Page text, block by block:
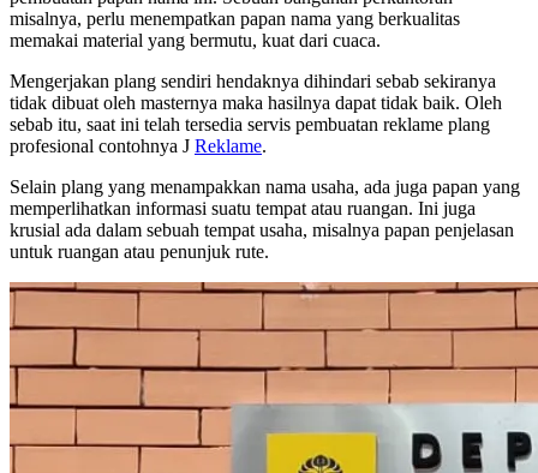
misalnya, perlu menempatkan papan nama yang berkualitas
memakai material yang bermutu, kuat dari cuaca.
Mengerjakan plang sendiri hendaknya dihindari sebab sekiranya
tidak dibuat oleh masternya maka hasilnya dapat tidak baik. Oleh
sebab itu, saat ini telah tersedia servis pembuatan reklame plang
profesional contohnya J Reklame.
Selain plang yang menampakkan nama usaha, ada juga papan yang
memperlihatkan informasi suatu tempat atau ruangan. Ini juga
krusial ada dalam sebuah tempat usaha, misalnya papan penjelasan
untuk ruangan atau penunjuk rute.